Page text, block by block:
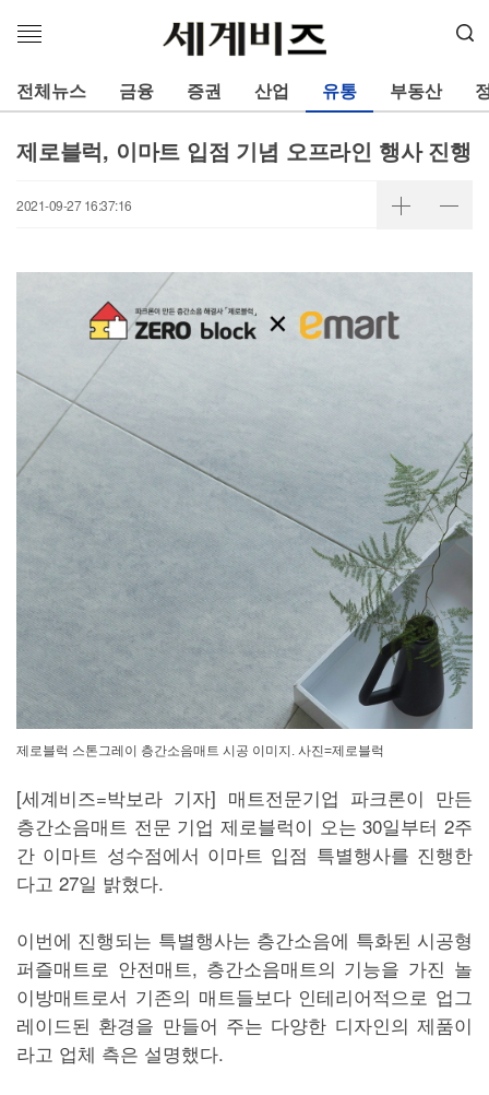
메
열
기
전체뉴스 금융 증권 산업 유통 부동산
제로블럭, 이마트 입점 기념 오프라인 행사 진행
2021-09-27 16:37:16
제로블럭 스톤그레이 층간소음매트 시공 이미지. 사진=제로블럭
[세계비즈=박보라 기자] 매트전문기업 파크론이 만든
층간소음매트 전문 기업 제로블럭이 오는 30일부터 2주
간 이마트 성수점에서 이마트 입점 특별행사를 진행한
다고 27일 밝혔다.
이번에 진행되는 특별행사는 층간소음에 특화된 시공형
퍼즐매트로 안전매트, 층간소음매트의 기능을 가진 놀
이방매트로서 기존의 매트들보다 인테리어적으로 업그
레이드된 환경을 만들어 주는 다양한 디자인의 제품이
라고 업체 측은 설명했다.